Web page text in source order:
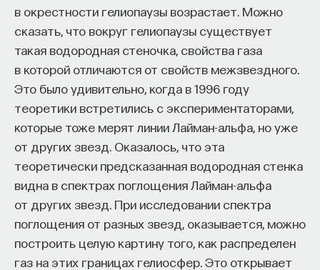
в окрестности гелиопаузы возрастает. Можно
сказать, что вокруг гелиопаузы существует
такая водородная стеночка, свойства газа
в которой отличаются от свойств межзвездного.
Это было удивительно, когда в 1996 году
теоретики встретились с экспериментаторами,
которые тоже мерят линии Лайман-альфа, но уже
от других звезд. Оказалось, что эта
теоретически предсказанная водородная стенка
видна в спектрах поглощения Лайман-альфа
от других звезд. При исследовании спектра
поглощения от разных звезд, оказывается, можно
построить целую картину того, как распределен
газ на этих границах гелиосфер. Это открывает